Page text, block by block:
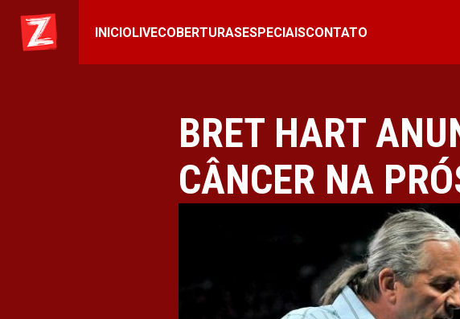
INICIOLIVECOBERTURASESPECIAISCONTATO
BRET HART
CÂNCER NA